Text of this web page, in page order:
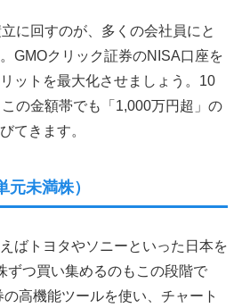
に回すのが、多くの会社員にと
GMOクリック証券のNISA口座を
ットを最大化させましょう。10
の金額帯でも「1,000万円超」の
てきます。
未満株）
ばトヨタやソニーといった日本を
ずつ買い集めるのもこの段階で
高機能ツールを使い、チャート